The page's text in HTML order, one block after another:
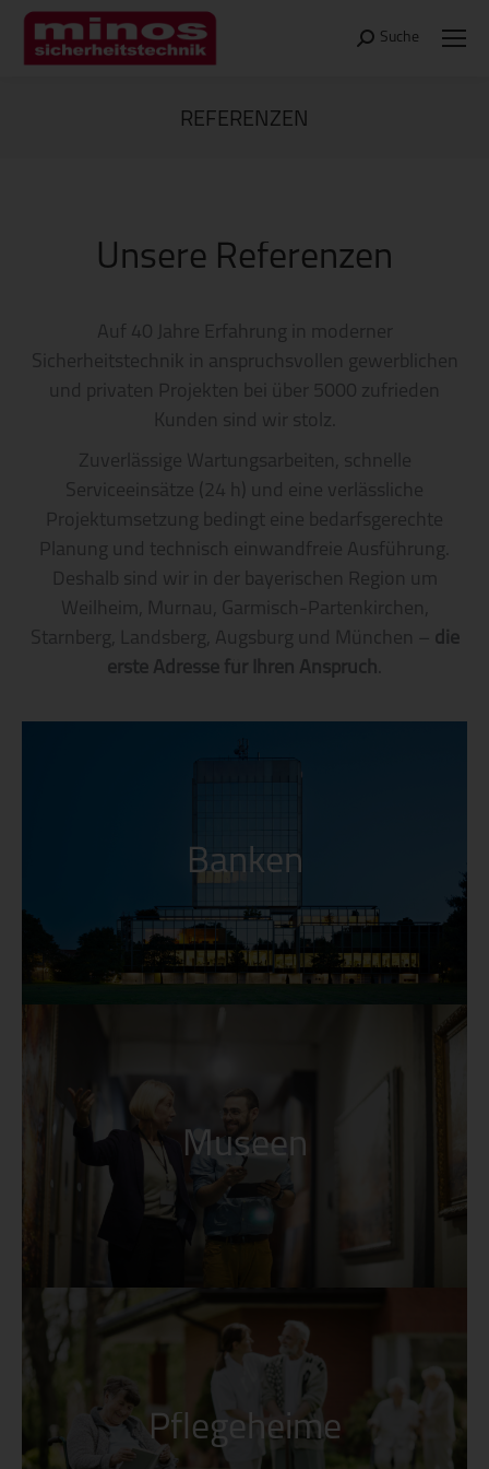
Search:
Suche
REFERENZEN
Unsere Referenzen
Auf 40 Jahre Erfahrung in moderner
Sicherheitstechnik in anspruchsvollen gewerblichen
und privaten Projekten bei über 5000 zufrieden
Kunden sind wir stolz.
Zuverlässige Wartungsarbeiten, schnelle
Serviceeinsätze (24 h) und eine verlässliche
Projektumsetzung bedingt eine bedarfsgerechte
Planung und technisch einwandfreie Ausführung.
Deshalb sind wir in der bayerischen Region um
Weilheim, Murnau, Garmisch-Partenkirchen,
Starnberg, Landsberg, Augsburg und München – die
erste Adresse für Ihren Anspruch
Banken
Anspruchsvolle Systeme fordern uns in
und Privatbanken.
Museen
Museen
Überwachung jeglicher Art sind für uns als
Spezialisten eine Herausforderung und lösen
komplizierte Aufgaben.
Pflegeheime
Pflegeheime
Besondern Schutz benötigen unsere Älteren und